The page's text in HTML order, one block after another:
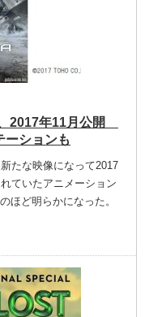
2017年11月公開
ーションも
たな映像になって2017
ていたアニメーション
ほど明らかになった。